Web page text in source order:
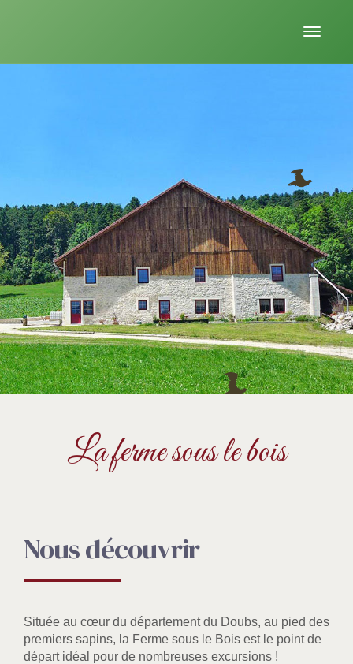
La ferme sous le bois
Nous découvrir
Située au cœur du département du Doubs, au pied des
premiers sapins, la Ferme sous le Bois est le point de
départ idéal pour de nombreuses excursions !